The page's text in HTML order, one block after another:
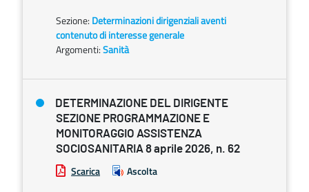
Sezione: Determinazioni dirigenziali aventi
contenuto di interesse generale
Argomenti:Sanità
DETERMINAZIONE DEL DIRIGENTE
SEZIONE PROGRAMMAZIONE E
MONITORAGGIO ASSISTENZA
SOCIOSANITARIA 8 aprile 2026, n. 62
Scarica Ascolta